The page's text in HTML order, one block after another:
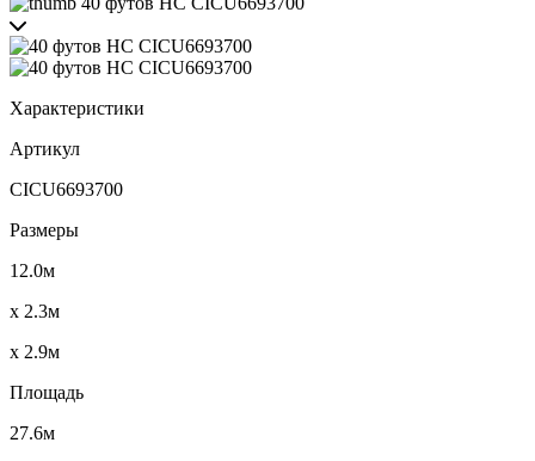
Характеристики
Артикул
CICU6693700
Размеры
12.0м
x 2.3м
x 2.9м
Площадь
27.6м